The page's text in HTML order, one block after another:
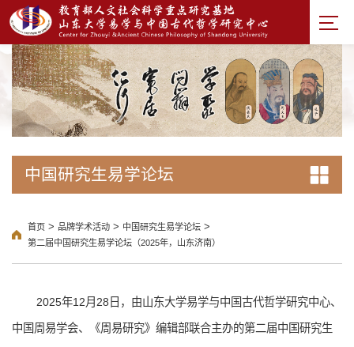
中国研究生易学论坛
首页 > 品牌学术活动 > 中国研究生易学论坛 >
第二届中国研究生易学论坛（2025年，山东济南）
2025年12月28日，由山东大学易学与中国古代哲学研究中心、
中国周易学会、《周易研究》编辑部联合主办的第二届中国研究生